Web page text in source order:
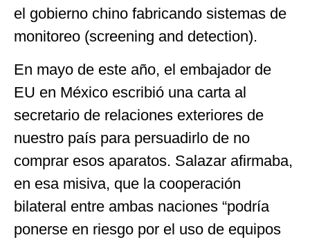
el gobierno chino fabricando sistemas de
monitoreo (screening and detection).
En mayo de este año, el embajador de
EU en México escribió una carta al
secretario de relaciones exteriores de
nuestro país para persuadirlo de no
comprar esos aparatos. Salazar afirmaba,
en esa misiva, que la cooperación
bilateral entre ambas naciones “podría
ponerse en riesgo por el uso de equipos